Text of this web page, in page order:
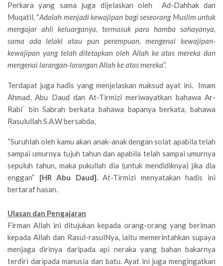
Perkara yang sama juga dijelaskan oleh Ad-Dahhak dan
Muqatil, “Adalah menjadi kewajipan bagi seseorang Muslim untuk
mengajar ahli keluarganya, termasuk para hamba sahayanya,
sama ada lelaki atau pun perempuan, mengenai kewajipan-
kewajipan yang telah ditetapkan oleh Allah ke atas mereka dan
mengenai larangan-larangan Allah ke atas mereka”.
Terdapat juga hadis yang menjelaskan maksud ayat ini. Imam
Ahmad, Abu Daud dan At-Tirmizi meriwayatkan bahawa Ar-
Rabi` bin Sabrah berkata bahawa bapanya berkata, bahawa
Rasulullah S.A.W bersabda,
“Suruhlah oleh kamu akan anak-anak dengan solat apabila telah
sampai umurnya tujuh tahun dan apabila telah sampai umurnya
sepuluh tahun, maka pukullah dia (untuk mendidiknya) jika dia
enggan” [HR Abu Daud]. At-Tirmizi menyatakan hadis ini
bertaraf hasan.
Ulasan dan Pengajaran
Firman Allah ini ditujukan kepada orang-orang yang beriman
kepada Allah dan Rasul-rasulNya, iaitu memerintahkan supaya
menjaga dirinya daripada api neraka yang bahan bakarnya
terdiri daripada manusia dan batu. Ayat ini juga mengingatkan